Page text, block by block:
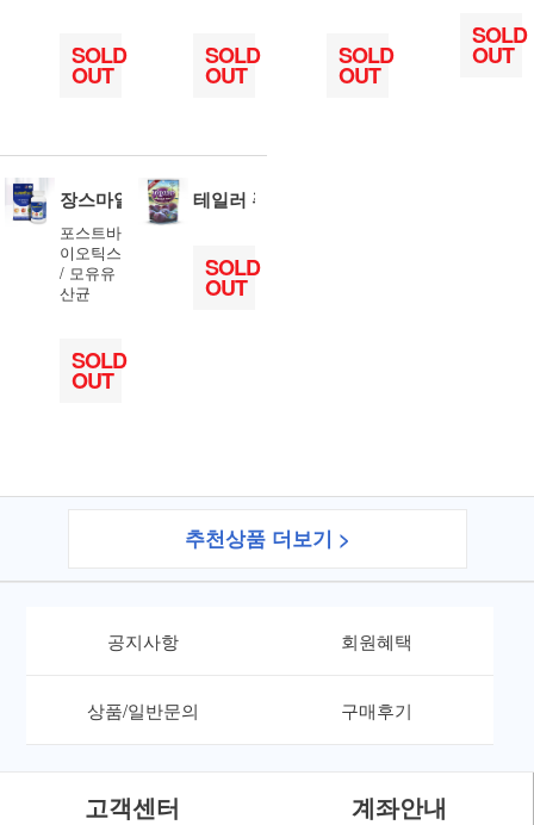
SOLD
OUT
SOLD
OUT
SOLD
OUT
SOLD
OUT
장스마일 생유산균 60캡슐
포스트바
이오틱스
/ 모유유
산균
SOLD
OUT
테일러 푸룬 건자두 50g
SOLD
OUT
추천상품 더보기 >
공지사항 회원혜택
상품/일반문의 구매후기
고객센터 계좌안내